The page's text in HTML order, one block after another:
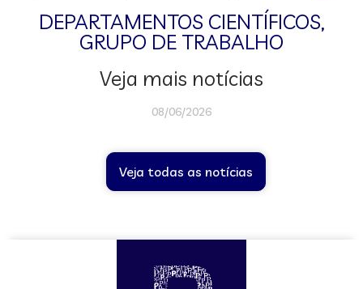
DEPARTAMENTOS CIENTÍFICOS,
GRUPO DE TRABALHO
Veja mais notícias
08/06/2026
Veja todas as notícias